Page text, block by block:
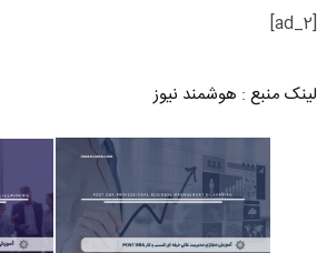
[ad_2]
لینک منبع : هوشمند نیوز